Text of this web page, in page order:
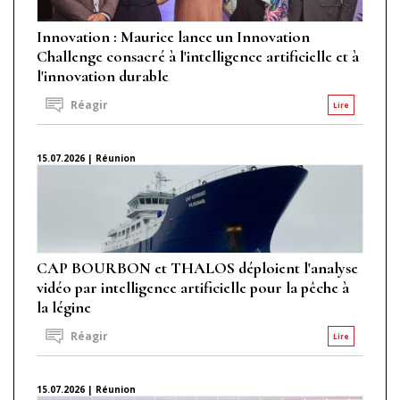
Innovation : Maurice lance un Innovation
Challenge consacré à l'intelligence artificielle et à
l'innovation durable
Lire
Réagir
15.07.2026 | Réunion
CAP BOURBON et THALOS déploient l'analyse
vidéo par intelligence artificielle pour la pêche à
la légine
Lire
Réagir
15.07.2026 | Réunion